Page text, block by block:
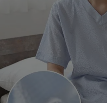
サッカー/ちぢみ 楊
ニット/
体型別におすすめパジ
ャマ
上着単品
会社概要